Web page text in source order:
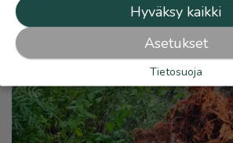
Hyväksy kaikki
Asetukset
Tietosuoja